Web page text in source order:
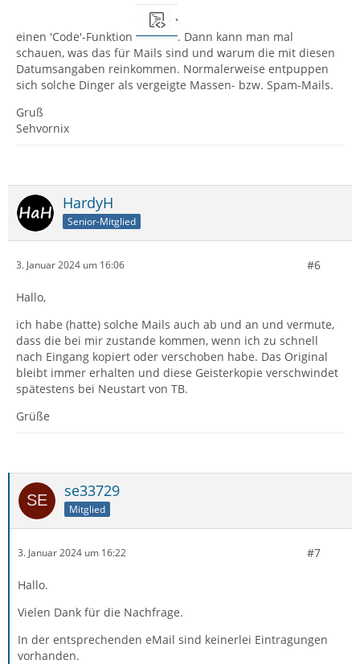
einen 'Code'-Funktion
. Dann kann man mal
schauen, was das für Mails sind und warum die mit diesen
Datumsangaben reinkommen. Normalerweise entpuppen
sich solche Dinger als vergeigte Massen- bzw. Spam-Mails.
Gruß
Sehvornix
HardyH
Senior-Mitglied
3. Januar 2024 um 16:06 #6
Hallo,
ich habe (hatte) solche Mails auch ab und an und vermute,
dass die bei mir zustande kommen, wenn ich zu schnell
nach Eingang kopiert oder verschoben habe. Das Original
bleibt immer erhalten und diese Geisterkopie verschwindet
spätestens bei Neustart von TB.
Grüße
se33729
Mitglied
3. Januar 2024 um 16:22 #7
Hallo.
Vielen Dank für die Nachfrage.
In der entsprechenden eMail sind keinerlei Eintragungen
vorhanden.